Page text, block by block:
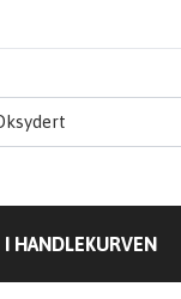
I HANDLEKURVEN